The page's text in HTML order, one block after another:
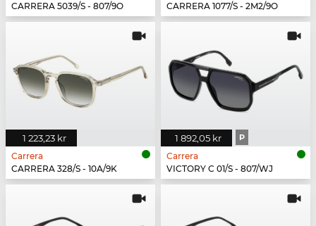
CARRERA 5039/S - 807/9O
CARRERA 1077/S - 2M2/9O
1 223,23 kr
Carrera
CARRERA 328/S - 10A/9K
1 892,05 kr P
Carrera
VICTORY C 01/S - 807/WJ